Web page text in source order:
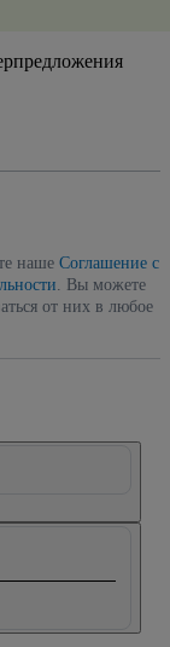
наше Соглашение с
. Вы можете
от них в любое